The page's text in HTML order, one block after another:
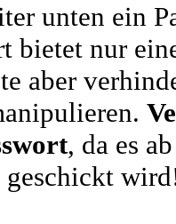
unten ein
bietet nur
aber
, da es